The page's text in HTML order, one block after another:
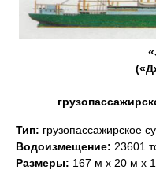
Тип: грузопассажирское
Водоизмещение: 23601
Размеры: 167 м х 20 м х